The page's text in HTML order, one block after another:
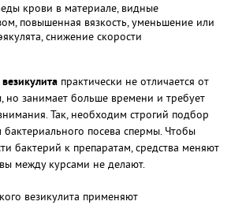
крови в материале, видные
повышенная вязкость, уменьшение или
снижение скорости
практически не отличается от
но занимает больше времени и требует
Так, необходим строгий подбор
посева спермы. Чтобы
бактерий к препаратам, средства меняют
между курсами не делают.
везикулита применяют